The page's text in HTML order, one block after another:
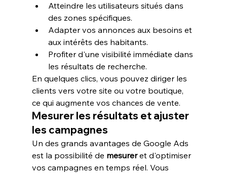
Atteindre les utilisateurs situés dans
des zones spécifiques.
Adapter vos annonces aux besoins et
aux intérêts des habitants.
Profiter d'une visibilité immédiate dans
les résultats de recherche.
En quelques clics, vous pouvez diriger les
clients vers votre site ou votre boutique,
ce qui augmente vos chances de vente.
Mesurer les résultats et ajuster
les campagnes
Un des grands avantages de Google Ads
est la possibilité de mesurer et d'optimiser
vos campagnes en temps réel. Vous